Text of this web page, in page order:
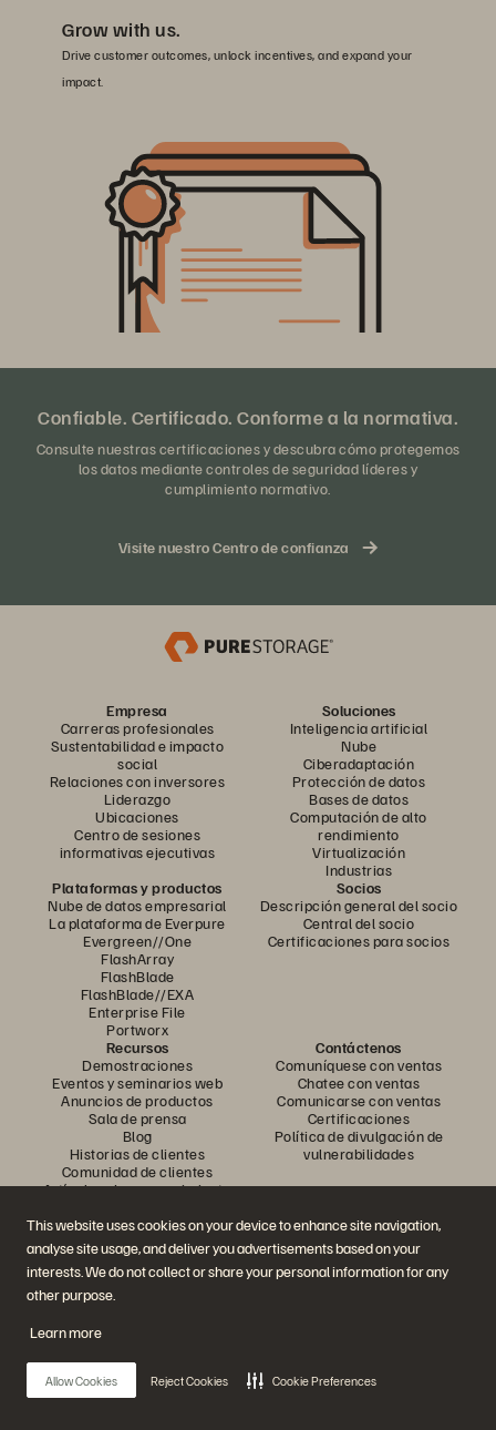
This website uses cookies on your device to enhance site navigation,
analyse site usage, and deliver you advertisements based on your
interests. We do not collect or share your personal information for any
other purpose.
Learn more
Allow Cookies Reject Cookies Cookie Preferences
Grow with us.
Drive customer outcomes, unlock incentives, and expand your
impact.
Confiable. Certificado. Conforme a la normativa.
Consulte nuestras certificaciones y descubra cómo protegemos
los datos mediante controles de seguridad líderes y
cumplimiento normativo.
Visite nuestro Centro de confianza
Empresa
Carreras profesionales
Sustentabilidad e impacto
social
Relaciones con inversores
Liderazgo
Ubicaciones
Centro de sesiones
informativas ejecutivas
Soluciones
Inteligencia artificial
Nube
Ciberadaptación
Protección de datos
Bases de datos
Computación de alto
rendimiento
Virtualización
Industrias
Plataformas y productos
Nube de datos empresarial
La plataforma de Everpure
Evergreen//One
FlashArray
FlashBlade
FlashBlade//EXA
Enterprise File
Portworx
Socios
Descripción general del socio
Central del socio
Certificaciones para socios
Recursos
Demostraciones
Eventos y seminarios web
Anuncios de productos
Sala de prensa
Blog
Historias de clientes
Comunidad de clientes
Artículo sobre conocimiento
Contáctenos
Comuníquese con ventas
Chatee con ventas
Comunicarse con ventas
Certificaciones
Política de divulgación de
vulnerabilidades
Únase a la conversación
Siga todos los canales sociales oficiales de Everpure
© 2026 Everpure, Inc. Todos los derechos reservados.
Privacidad Términos del sitio web LegalCentro de confianza